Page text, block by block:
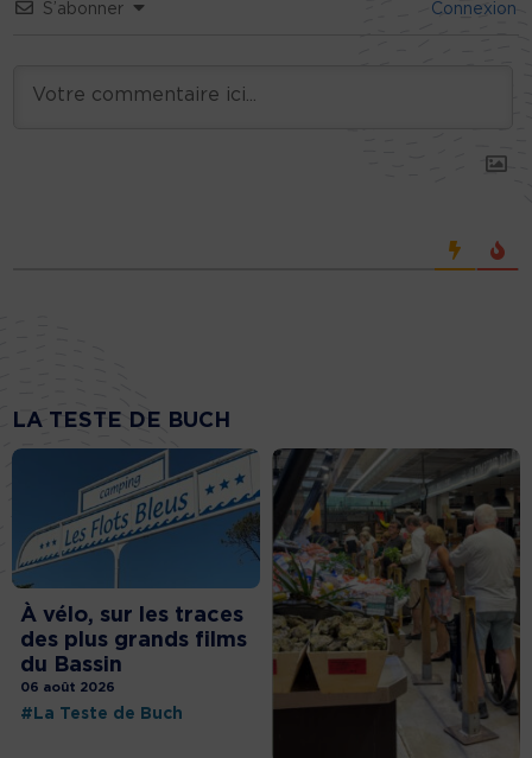
S’abonner Connexion
LA TESTE DE BUCH
À vélo, sur les traces
des plus grands films
du Bassin
06 août 2026
#La Teste de Buch